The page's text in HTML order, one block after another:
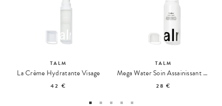
TALM
La Crème Hydratante Visage
42 €
TALM
Mega Water Soin Assainissant & Apaisant
28 €